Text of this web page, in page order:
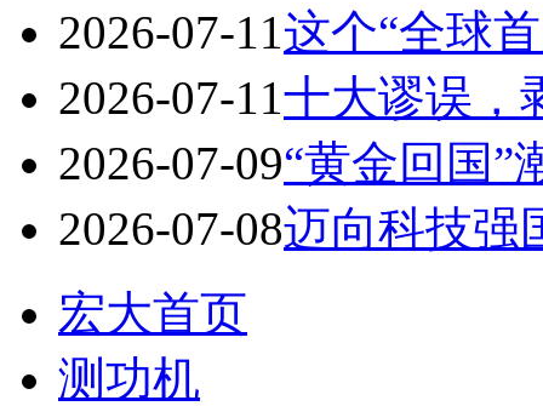
2026-07-11这个“全球
2026-07-11十大谬误，
2026-07-09“黄金回国”
2026-07-08迈向科技强
宏大首页
测功机